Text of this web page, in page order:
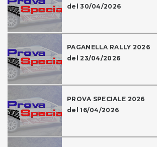
del 30/04/2026
PAGANELLA RALLY 2026
del 23/04/2026
PROVA SPECIALE 2026
del 16/04/2026